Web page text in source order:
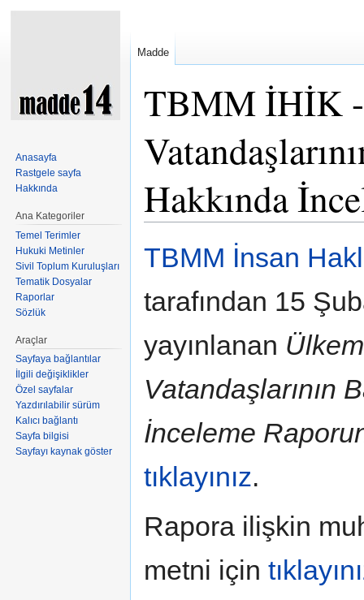
TBMM İHİK -
Hakkında
TBMM İnsan
tarafından 15
yayınlanan
Vatandaşlarının
İnceleme
tıklayınız.
Rapora ilişkin
metni için
Madde
Anasayfa
Rastgele sayfa
Hakkında
Ana Kategoriler
Temel Terimler
Hukuki Metinler
Sivil Toplum Kuruluşları
Tematik Dosyalar
Raporlar
Sözlük
Araçlar
Sayfaya bağlantılar
İlgili değişiklikler
Özel sayfalar
Yazdırılabilir sürüm
Kalıcı bağlantı
Sayfa bilgisi
Sayfayı kaynak göster